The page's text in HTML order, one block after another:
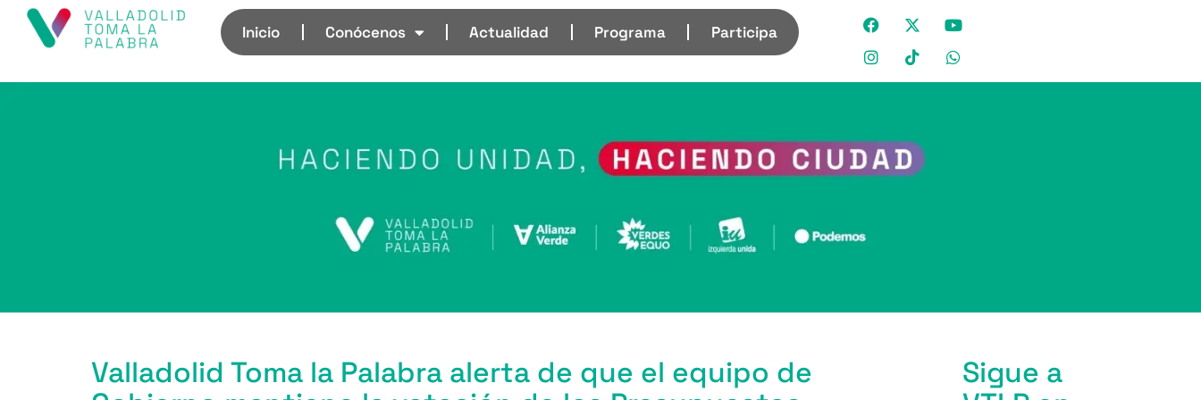
Inicio Conócenos Actualidad Programa Participa
Valladolid Toma la Palabra alerta de que el equipo de
Sigue a